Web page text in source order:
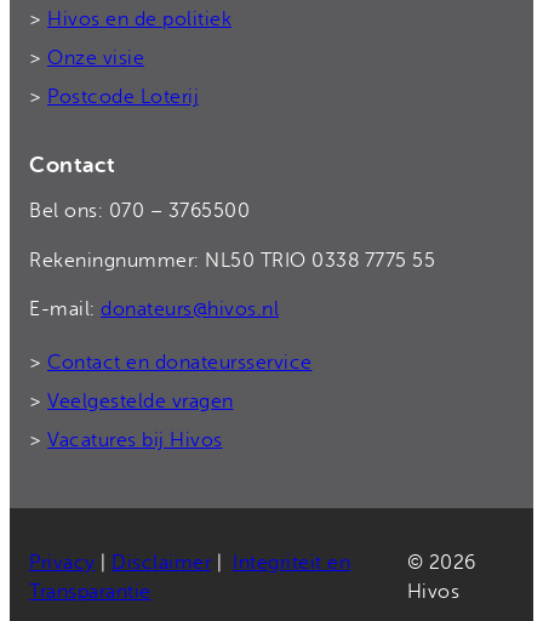
> Hivos en de politiek
> Onze visie
> Postcode Loterij
Contact
Bel ons: 070 – 3765500
Rekeningnummer: NL50 TRIO 0338 7775 55
E-mail: donateurs@hivos.nl
> Contact en donateursservice
> Veelgestelde vragen
> Vacatures bij Hivos
Privacy Disclaimer|
Integriteit en
Transparantie
© 2026
Hivos